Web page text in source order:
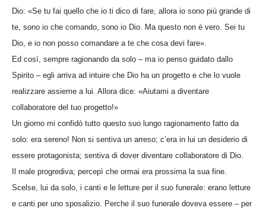
Dio: «Se tu fai quello che io ti dico di fare, allora io sono più grande di
te, sono io che comando, sono io Dio. Ma questo non è vero. Sei tu
Dio, e io non posso comandare a te che cosa devi fare».
Ed così, sempre ragionando da solo – ma io penso guidato dallo
Spirito – egli arriva ad intuire che Dio ha un progetto e che lo vuole
realizzare assieme a lui. Allora dice: «Aiutami a diventare
collaboratore del tuo progetto!»
Un giorno mi confidò tutto questo suo lungo ragionamento fatto da
solo: era sereno! Non si sentiva un arreso; c’era in lui un desiderio di
essere protagonista; sentiva di dover diventare collaboratore di Dio.
Il male progrediva; percepì che ormai era prossima la sua fine.
Scelse, lui da solo, i canti e le letture per il suo funerale: erano letture
e canti per uno sposalizio. Perche il suo funerale doveva essere – per